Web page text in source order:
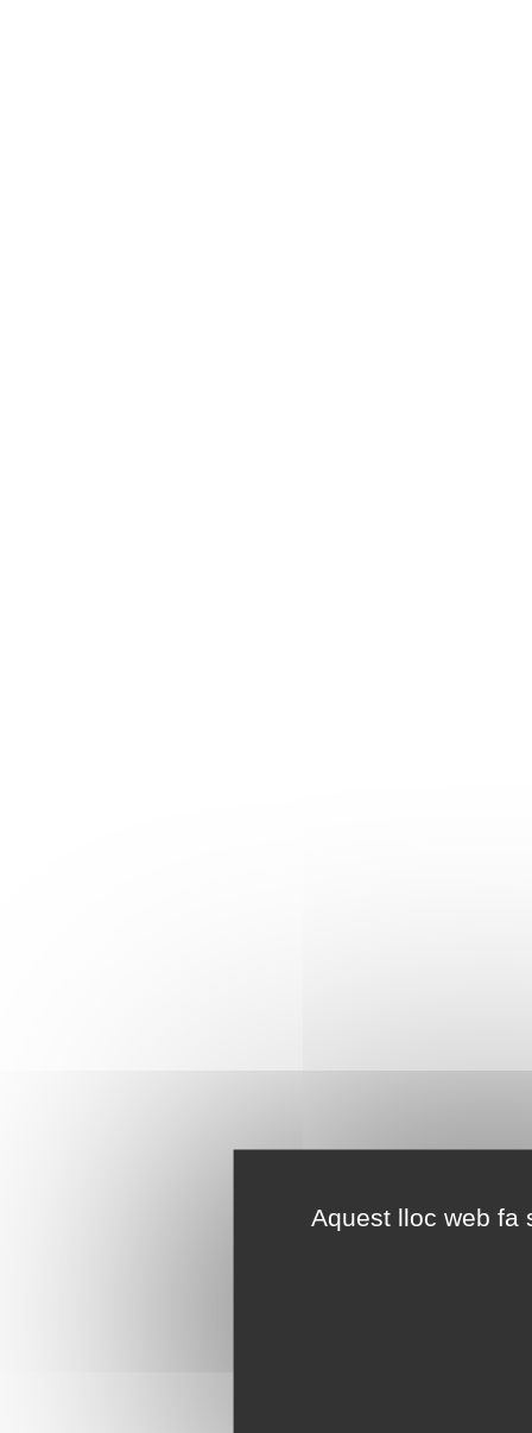
Aquest lloc web fa